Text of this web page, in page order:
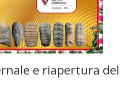
e riapertura del